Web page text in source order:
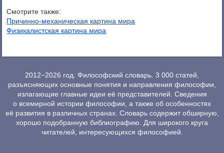
Смотрите также:
Причинно-механическая картина мира
Физикалистская картина мира
2012−2026 год. Философский словарь. 3 000 статей,
разъясняющих основные понятия и направления философии,
излагающие главные идеи её представителей. Сведения
о всемирной истории философии, а также об особенностях
её развития в различных странах. Словарь содержит обширную,
хорошо подобранную библиографию. Для широкого круга
читателей, интересующихся философией.